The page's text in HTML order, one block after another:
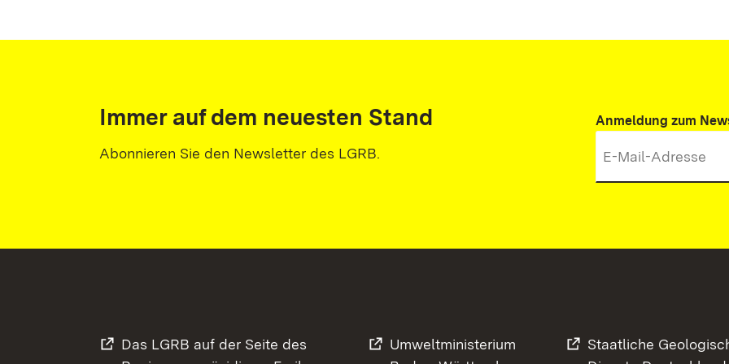
Immer auf dem neuesten Stand
Abonnieren Sie den Newsletter des LGRB.
Anmeldung zum
Das LGRB auf der Seite des
Umweltministerium
Staatliche